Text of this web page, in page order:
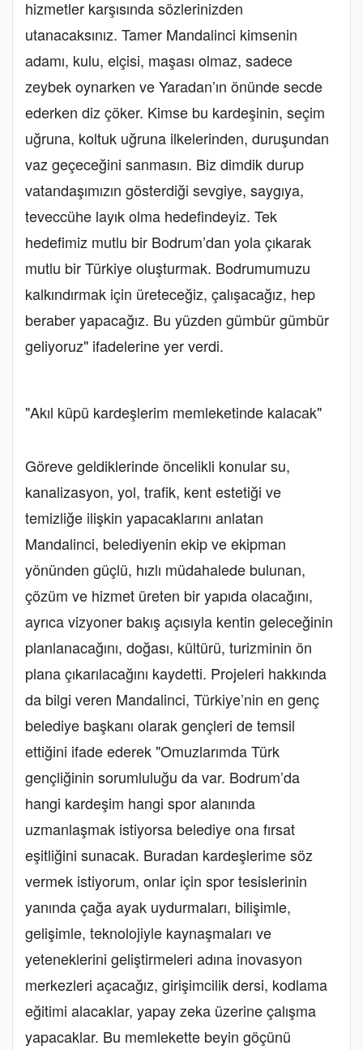
hizmetler karşısında sözlerinizden
utanacaksınız. Tamer Mandalinci kimsenin
adamı, kulu, elçisi, maşası olmaz, sadece
zeybek oynarken ve Yaradan’ın önünde secde
ederken diz çöker. Kimse bu kardeşinin, seçim
uğruna, koltuk uğruna ilkelerinden, duruşundan
vaz geçeceğini sanmasın. Biz dimdik durup
vatandaşımızın gösterdiği sevgiye, saygıya,
teveccühe layık olma hedefindeyiz. Tek
hedefimiz mutlu bir Bodrum’dan yola çıkarak
mutlu bir Türkiye oluşturmak. Bodrumumuzu
kalkındırmak için üreteceğiz, çalışacağız, hep
beraber yapacağız. Bu yüzden gümbür gümbür
geliyoruz" ifadelerine yer verdi.
"Akıl küpü kardeşlerim memleketinde kalacak"
Göreve geldiklerinde öncelikli konular su,
kanalizasyon, yol, trafik, kent estetiği ve
temizliğe ilişkin yapacaklarını anlatan
Mandalinci, belediyenin ekip ve ekipman
yönünden güçlü, hızlı müdahalede bulunan,
çözüm ve hizmet üreten bir yapıda olacağını,
ayrıca vizyoner bakış açısıyla kentin geleceğinin
planlanacağını, doğası, kültürü, turizminin ön
plana çıkarılacağını kaydetti. Projeleri hakkında
da bilgi veren Mandalinci, Türkiye’nin en genç
belediye başkanı olarak gençleri de temsil
ettiğini ifade ederek "Omuzlarımda Türk
gençliğinin sorumluluğu da var. Bodrum’da
hangi kardeşim hangi spor alanında
uzmanlaşmak istiyorsa belediye ona fırsat
eşitliğini sunacak. Buradan kardeşlerime söz
vermek istiyorum, onlar için spor tesislerinin
yanında çağa ayak uydurmaları, bilişimle,
gelişimle, teknolojiyle kaynaşmaları ve
yeteneklerini geliştirmeleri adına inovasyon
merkezleri açacağız, girişimcilik dersi, kodlama
eğitimi alacaklar, yapay zeka üzerine çalışma
yapacaklar. Bu memlekette beyin göçünü